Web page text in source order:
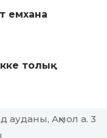
емхана
толық
ауданы, Ақмол а. 3